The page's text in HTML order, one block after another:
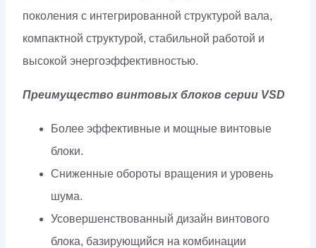
поколения с интегрированной структурой вала,
компактной структурой, стабильной работой и
высокой энергоэффективностью.
Преимущество винтовых блоков серии VSD
Более эффективные и мощные винтовые
блоки.
Сниженные обороты вращения и уровень
шума.
Усовершенствованный дизайн винтового
блока, базирующийся на комбинации